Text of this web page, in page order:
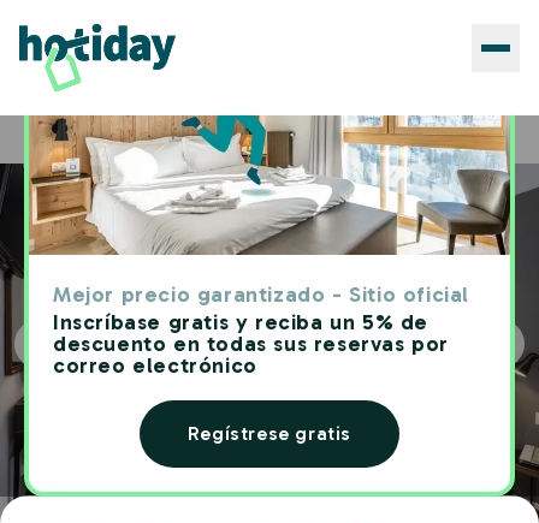
Mejor precio garantizado - Sitio oficial
Inscríbase gratis y reciba un 5% de
descuento en todas sus reservas por
correo electrónico
Regístrese gratis
Home Hoteles Hotiday Room Collection - Oporto